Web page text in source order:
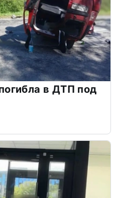
в ДТП под